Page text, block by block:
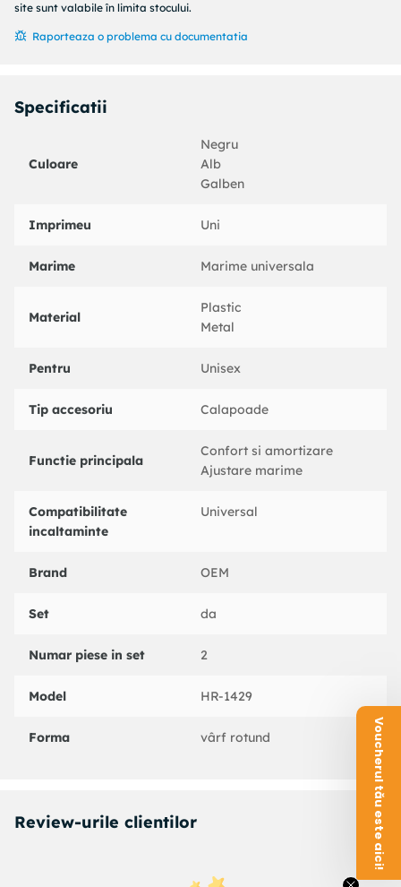
site sunt valabile în limita stocului.
Raporteaza o problema cu documentatia
Specificatii
Culoare
Negru
Alb
Galben
Imprimeu Uni
Marime Marime universala
Material
Plastic
Metal
Pentru Unisex
Tip accesoriu Calapoade
Functie principala
Confort si amortizare
Ajustare marime
Compatibilitate
incaltaminte
Universal
Brand OEM
Set da
Numar piese in set 2
Model HR-1429
Forma vârf rotund
Review-urile clientilor Voucherul tău este aici!